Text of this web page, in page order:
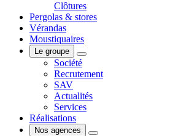
Clôtures
Pergolas & stores
Vérandas
Moustiquaires
Le groupe
Société
Recrutement
SAV
Actualités
Services
Réalisations
Nos agences